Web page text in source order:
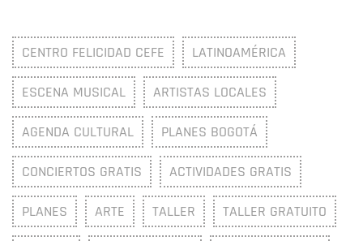
CENTRO FELICIDAD CEFE LATINOAMÉRICA
ESCENA MUSICAL ARTISTAS LOCALES
AGENDA CULTURAL PLANES BOGOTÁ
CONCIERTOS GRATIS ACTIVIDADES GRATIS
PLANES ARTE TALLER TALLER GRATUITO